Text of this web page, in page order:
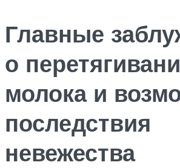
Главные
о
молока и
последствия
невежества